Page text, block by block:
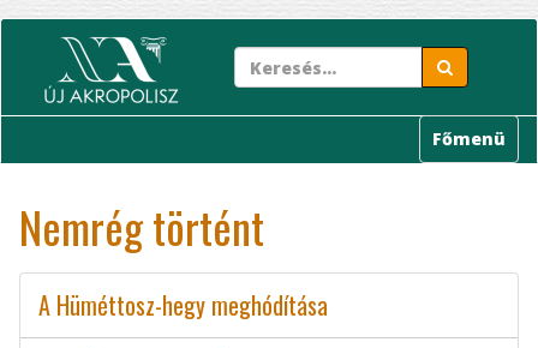
tartalomra
Főmenü
Nemrég történt
A Hüméttosz-hegy meghódítása